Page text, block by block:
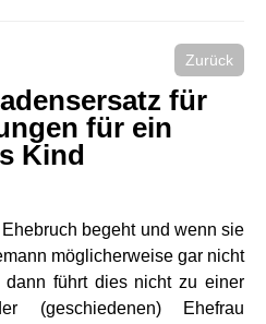
Zurück
für
für ein
Kind
begeht und wenn sie
möglicherweise gar nicht
führt dies nicht zu einer
(geschiedenen) Ehefrau